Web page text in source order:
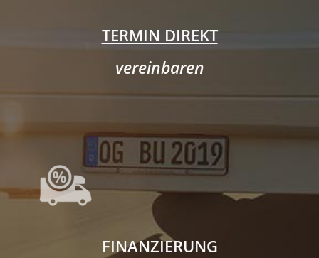
TERMIN DIREKT
vereinbaren
FINANZIERUNG